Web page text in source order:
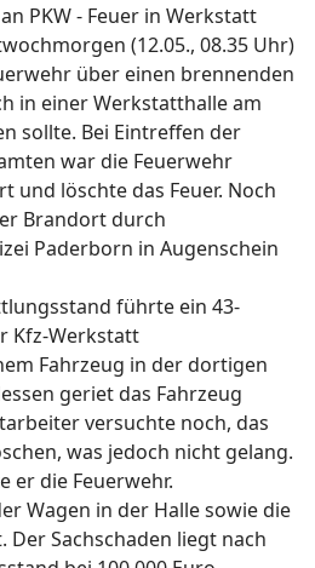
PKW - Feuer in Werkstatt
(12.05., 08.35 Uhr)
über einen brennenden
in einer Werkstatthalle am
sollte. Bei Eintreffen der
war die Feuerwehr
und löschte das Feuer. Noch
Brandort durch
Paderborn in Augenschein
führte ein 43-
Kfz-Werkstatt
Fahrzeug in der dortigen
geriet das Fahrzeug
versuchte noch, das
was jedoch nicht gelang.
er die Feuerwehr.
Wagen in der Halle sowie die
Der Sachschaden liegt nach